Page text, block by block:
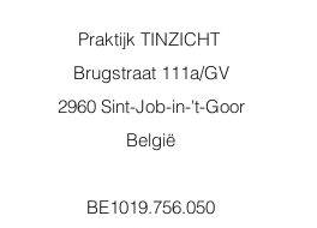
Praktijk TINZICHT
Brugstraat 111a/GV
2960 Sint-Job-in-'t-Goor
België
BE1019.756.050